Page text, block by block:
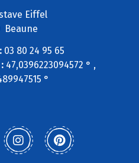
Eiffel
Beaune
03 80 24 95 65
47,0396223094572 ° ,
°